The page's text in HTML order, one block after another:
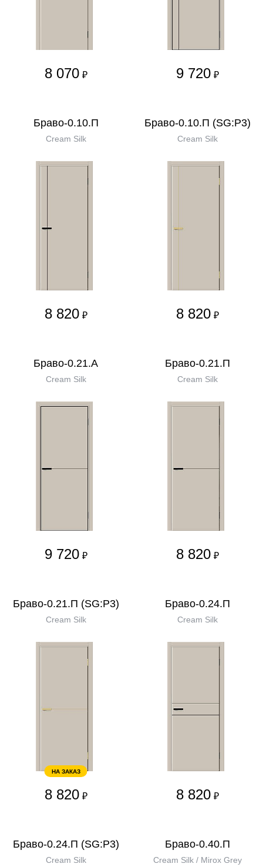
8 070 ₽ 9 720 ₽
Браво-0.10.П
Cream Silk
8 820 ₽
Браво-0.10.П (SG:P3)
Cream Silk
8 820 ₽
Браво-0.21.А
Cream Silk
9 720 ₽
Браво-0.21.П
Cream Silk
8 820 ₽
Браво-0.21.П (SG:P3)
Cream Silk
НА ЗАКАЗ
8 820 ₽
Браво-0.24.П
Cream Silk
8 820 ₽
Браво-0.24.П (SG:P3)
Cream Silk
Браво-0.40.П
Cream Silk / Mirox Grey